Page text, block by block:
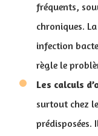
fréquents,
chroniques.
infection
règle le
Les calculs
surtout chez